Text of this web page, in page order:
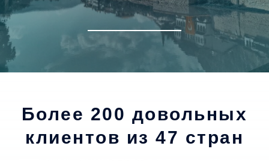
Более 200 довольных
клиентов из 47 стран